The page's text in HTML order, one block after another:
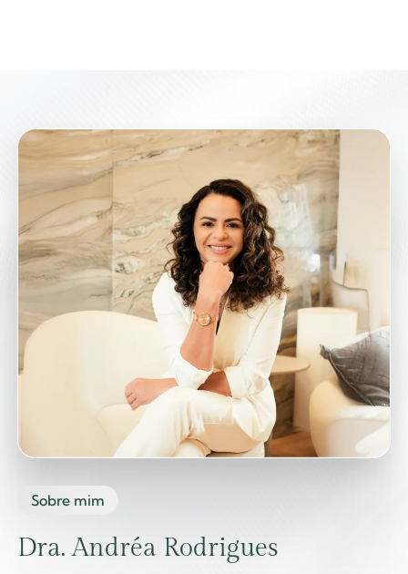
Sobre mim
Dra. Andréa Rodrigues